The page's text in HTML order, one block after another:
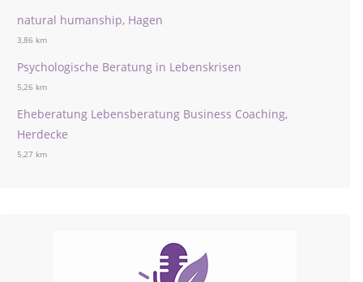
natural humanship, Hagen
3,86 km
Psychologische Beratung in Lebenskrisen
5,26 km
Eheberatung Lebensberatung Business Coaching,
Herdecke
5,27 km